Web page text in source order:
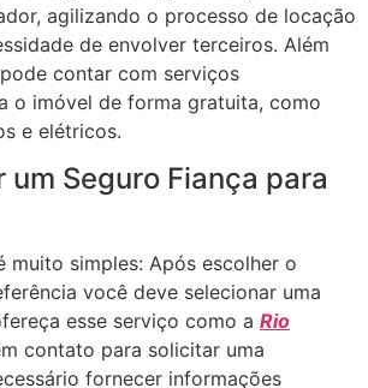
agilizando o processo de locação
de envolver terceiros. Além
contar com serviços
o imóvel de forma gratuita, como
e elétricos.
um Seguro Fiança para
muito simples: Após escolher o
você deve selecionar uma
esse serviço como a Rio
contato para solicitar uma
fornecer informações